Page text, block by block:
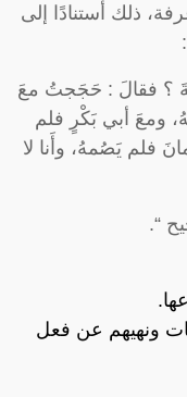
ذلك أستنادًا إلى
؟ فقالَ : حَجَجتُ معَ
ومعَ أبي بَكْرٍ فلم
فلم يَصُمهُ، وأَنا لا
“.
ونهيهم عن فعل